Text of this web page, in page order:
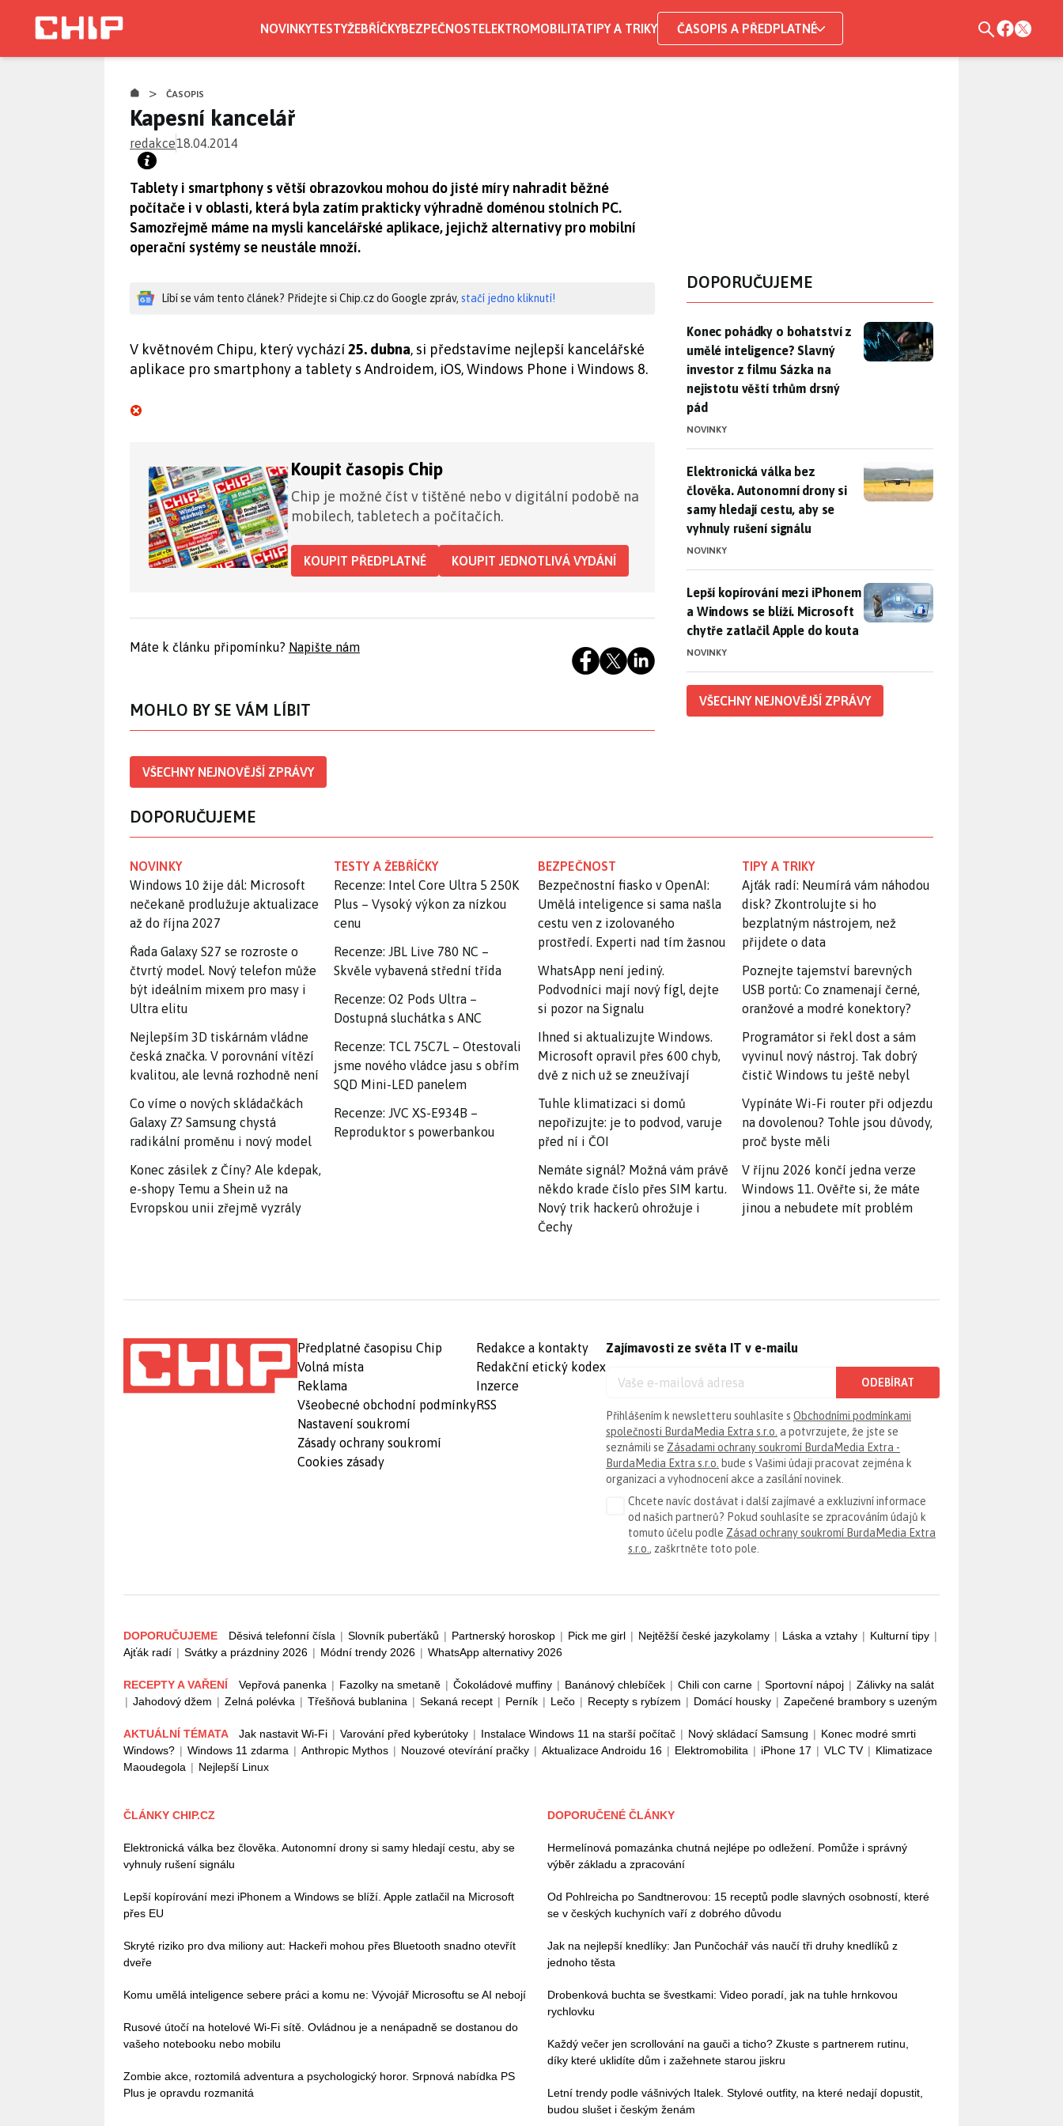
NOVINKYTESTYŽEBŘÍČKYBEZPEČNOSTELEKTROMOBILITATIPY A TRIKY ČASOPIS A PŘEDPLATNÉ
> ČASOPIS
Kapesní kancelář
redakce18.04.2014
Tablety i smartphony s větší obrazovkou mohou do jisté míry nahradit běžné
počítače i v oblasti, která byla zatím prakticky výhradně doménou stolních PC.
Samozřejmě máme na mysli kancelářské aplikace, jejichž alternativy pro mobilní
operační systémy se neustále množí.
Líbí se vám tento článek? Přidejte si Chip.cz do Google zpráv, stačí jedno kliknutí!
V květnovém Chipu, který vychází25. dubna, si představíme nejlepší kancelářské
aplikace pro smartphony a tablety s Androidem, iOS, Windows Phone i Windows 8.
Koupit časopis Chip
Chip je možné číst v tištěné nebo v digitální podobě na
mobilech, tabletech a počítačích.
KOUPIT PŘEDPLATNÉ KOUPIT JEDNOTLIVÁ VYDÁNÍ
Máte k článku připomínku? Napište nám
MOHLO BY SE VÁM LÍBIT
VŠECHNY NEJNOVĚJŠÍ ZPRÁVY
DOPORUČUJEME
Konec pohádky o bohatství z umělé inteligence? Slavný investor
Konec pohádky o bohatství z
umělé inteligence? Slavný
investor z filmu Sázka na
nejistotu věští trhům drsný
pád
NOVINKY
Elektronická válka bez člověka. Autonomní drony si samy hledají
Elektronická válka bez
člověka. Autonomní drony si
samy hledají cestu, aby se
vyhnuly rušení signálu
NOVINKY
Lepší kopírování mezi iPhonem a Windows se blíží. Microsoft
Lepší kopírování mezi iPhonem
a Windows se blíží. Microsoft
chytře zatlačil Apple do kouta
NOVINKY
VŠECHNY NEJNOVĚJŠÍ ZPRÁVY
DOPORUČUJEME
NOVINKY
Windows 10 žije dál: Microsoft
nečekaně prodlužuje aktualizace
až do října 2027
Řada Galaxy S27 se rozroste o
čtvrtý model. Nový telefon může
být ideálním mixem pro masy i
Ultra elitu
Nejlepším 3D tiskárnám vládne
česká značka. V porovnání vítězí
kvalitou, ale levná rozhodně není
Co víme o nových skládačkách
Galaxy Z? Samsung chystá
radikální proměnu i nový model
Konec zásilek z Číny? Ale kdepak,
e-shopy Temu a Shein už na
Evropskou unii zřejmě vyzrály
TESTY A ŽEBŘÍČKY
Recenze: Intel Core Ultra 5 250K
Plus – Vysoký výkon za nízkou
cenu
Recenze: JBL Live 780 NC –
Skvěle vybavená střední třída
Recenze: O2 Pods Ultra –
Dostupná sluchátka s ANC
Recenze: TCL 75C7L – Otestovali
jsme nového vládce jasu s obřím
SQD Mini-LED panelem
Recenze: JVC XS-E934B –
Reproduktor s powerbankou
BEZPEČNOST
Bezpečnostní fiasko v OpenAI:
Umělá inteligence si sama našla
cestu ven z izolovaného
prostředí. Experti nad tím žasnou
WhatsApp není jediný.
Podvodníci mají nový fígl, dejte
si pozor na Signalu
Ihned si aktualizujte Windows.
Microsoft opravil přes 600 chyb,
dvě z nich už se zneužívají
Tuhle klimatizaci si domů
nepořizujte: je to podvod, varuje
před ní i ČOI
Nemáte signál? Možná vám právě
někdo krade číslo přes SIM kartu.
Nový trik hackerů ohrožuje i
Čechy
TIPY A TRIKY
Ajťák radí: Neumírá vám náhodou
disk? Zkontrolujte si ho
bezplatným nástrojem, než
přijdete o data
Poznejte tajemství barevných
USB portů: Co znamenají černé,
oranžové a modré konektory?
Programátor si řekl dost a sám
vyvinul nový nástroj. Tak dobrý
čistič Windows tu ještě nebyl
Vypínáte Wi-Fi router při odjezdu
na dovolenou? Tohle jsou důvody,
proč byste měli
V říjnu 2026 končí jedna verze
Windows 11. Ověřte si, že máte
jinou a nebudete mít problém
Předplatné časopisu Chip
Volná místa
Reklama
Všeobecné obchodní podmínky
Nastavení soukromí
Zásady ochrany soukromí
Cookies zásady
Redakce a kontakty
Redakční etický kodex
Inzerce
RSS
Zajímavosti ze světa IT v e-mailu
ODEBÍRAT
Přihlášením k newsletteru souhlasíte s Obchodními podmínkami
společnosti BurdaMedia Extra s.r.o. a potvrzujete, že jste se
seznámili se Zásadami ochrany soukromí BurdaMedia Extra -
BurdaMedia Extra s.r.o. bude s Vašimi údaji pracovat zejména k
organizaci a vyhodnocení akce a zasílání novinek.
Chcete navíc dostávat i další zajímavé a exkluzivní informace
od našich partnerů? Pokud souhlasíte se zpracováním údajů k
tomuto účelu podle Zásad ochrany soukromí BurdaMedia Extra
s.r.o. , zaškrtněte toto pole.
DOPORUČUJEME Děsivá telefonní čísla | Slovník puberťáků | Partnerský horoskop | Pick me girl | Nejtěžší české jazykolamy | Láska a vztahy | Kulturní tipy |
Ajťák radí | Svátky a prázdniny 2026 | Módní trendy 2026 | WhatsApp alternativy 2026
RECEPTY A VAŘENÍ Vepřová panenka | Fazolky na smetaně | Čokoládové muffiny | Banánový chlebíček | Chili con carne | Sportovní nápoj | Zálivky na salát
| Jahodový džem | Zelná polévka | Třešňová bublanina | Sekaná recept | Perník | Lečo | Recepty s rybízem | Domácí housky | Zapečené brambory s uzeným
AKTUÁLNÍ TÉMATA Jak nastavit Wi-Fi | Varování před kyberútoky | Instalace Windows 11 na starší počítač | Nový skládací Samsung | Konec modré smrti
Windows? | Windows 11 zdarma | Anthropic Mythos | Nouzové otevírání pračky | Aktualizace Androidu 16 | Elektromobilita | iPhone 17 | VLC TV | Klimatizace
Maoudegola | Nejlepší Linux
ČLÁNKY CHIP.CZ
Elektronická válka bez člověka. Autonomní drony si samy hledají cestu, aby se
vyhnuly rušení signálu
Lepší kopírování mezi iPhonem a Windows se blíží. Apple zatlačil na Microsoft
přes EU
Skryté riziko pro dva miliony aut: Hackeři mohou přes Bluetooth snadno otevřít
dveře
Komu umělá inteligence sebere práci a komu ne: Vývojář Microsoftu se AI nebojí
Rusové útočí na hotelové Wi-Fi sítě. Ovládnou je a nenápadně se dostanou do
vašeho notebooku nebo mobilu
Zombie akce, roztomilá adventura a psychologický horor. Srpnová nabídka PS
Plus je opravdu rozmanitá
DOPORUČENÉ ČLÁNKY
Hermelínová pomazánka chutná nejlépe po odležení. Pomůže i správný
výběr základu a zpracování
Od Pohlreicha po Sandtnerovou: 15 receptů podle slavných osobností, které
se v českých kuchyních vaří z dobrého důvodu
Jak na nejlepší knedlíky: Jan Punčochář vás naučí tři druhy knedlíků z
jednoho těsta
Drobenková buchta se švestkami: Video poradí, jak na tuhle hrnkovou
rychlovku
Každý večer jen scrollování na gauči a ticho? Zkuste s partnerem rutinu,
díky které uklidíte dům i zažehnete starou jiskru
Letní trendy podle vášnivých Italek. Stylové outfity, na které nedají dopustit,
budou slušet i českým ženám